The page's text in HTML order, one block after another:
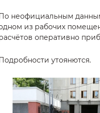
неофициальным
из рабочих
оперативно
утоянются.